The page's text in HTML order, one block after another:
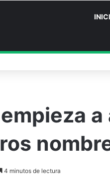
4 minutos de lectura